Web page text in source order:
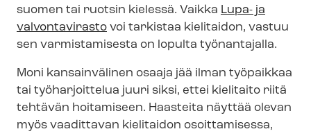
suomen tai ruotsin kielessä. Vaikka Lupa- ja
valvontavirasto voi tarkistaa kielitaidon, vastuu
sen varmistamisesta on lopulta työnantajalla.
Moni kansainvälinen osaaja jää ilman työpaikkaa
tai työharjoittelua juuri siksi, ettei kielitaito riitä
tehtävän hoitamiseen. Haasteita näyttää olevan
myös vaadittavan kielitaidon osoittamisessa,